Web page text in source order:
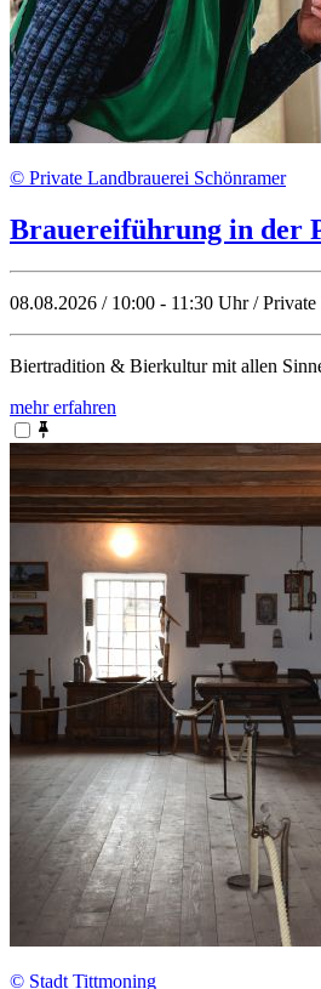
© Private Landbrauerei Schönramer
Brauereiführung in der
08.08.2026 / 10:00 - 11:30 Uhr /
Biertradition & Bierkultur mit allen
mehr erfahren
© Stadt Tittmoning